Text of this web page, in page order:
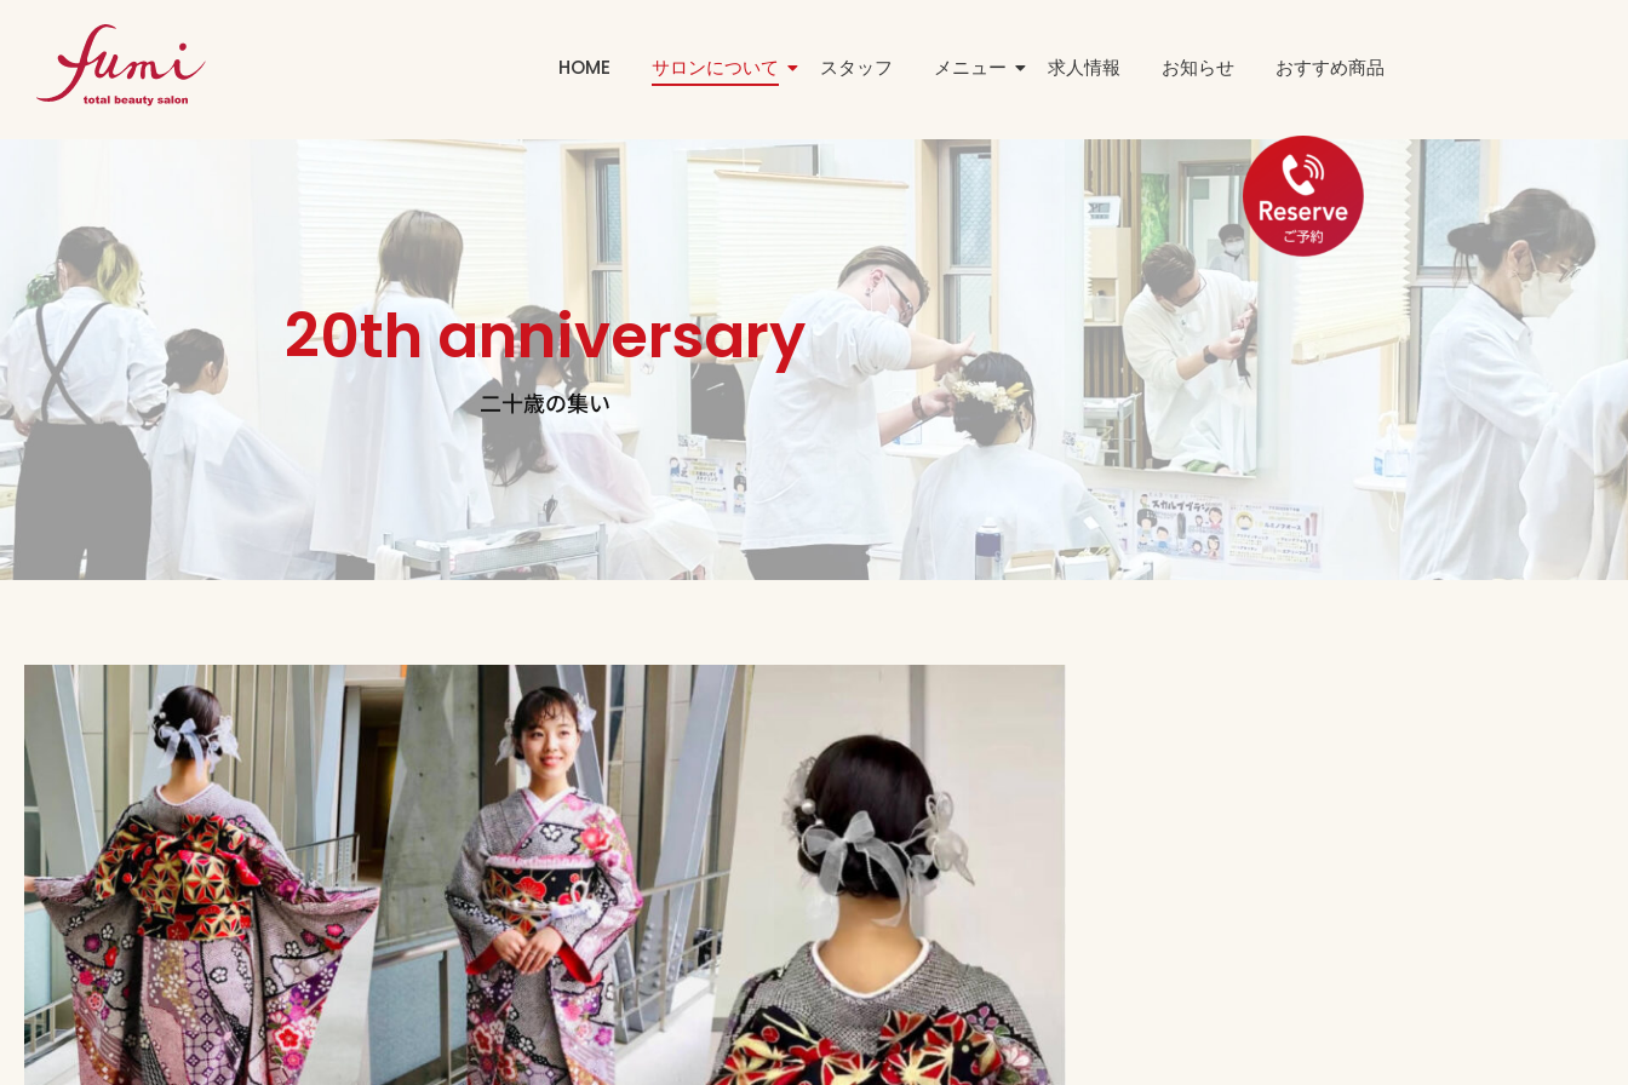
HOME サロンについて スタッフ メニュー 求人情報 お知らせ おすすめ商品
20th anniversary
二十歳の集い